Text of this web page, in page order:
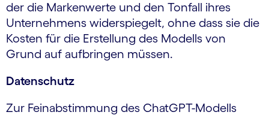
der die Markenwerte und den Tonfall ihres
Unternehmens widerspiegelt, ohne dass sie die
Kosten für die Erstellung des Modells von
Grund auf aufbringen müssen.
Datenschutz
Zur Feinabstimmung des ChatGPT-Modells